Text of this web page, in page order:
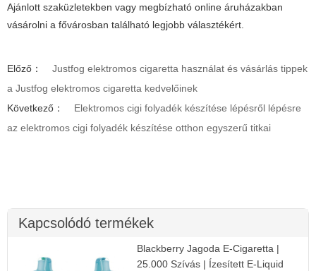
Ajánlott szaküzletekben vagy megbízható online áruházakban
vásárolni a fővárosban található legjobb választékért.
Előző：
Justfog elektromos cigaretta használat és vásárlás tippek
a Justfog elektromos cigaretta kedvelőinek
Következő：
Elektromos cigi folyadék készítése lépésről lépésre
az elektromos cigi folyadék készítése otthon egyszerű titkai
Kapcsolódó termékek
Blackberry Jagoda E-Cigaretta |
25.000 Szívás | Ízesített E-Liquid